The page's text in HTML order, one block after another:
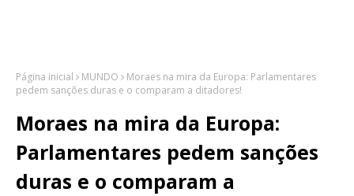
Página inicial MUNDO
Moraes na mira da Europa: Parlamentares
pedem sanções duras e o comparam a ditadores!
Moraes na mira da Europa:
Parlamentares pedem sanções
duras e o comparam a